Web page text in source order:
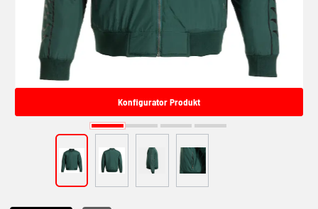
Konfigurator Produkt